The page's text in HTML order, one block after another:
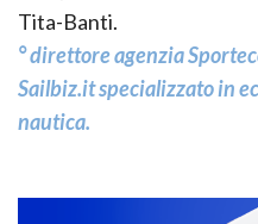
Tita-Banti.
° direttore agenzia
Sailbiz.itspecializzato in
nautica.